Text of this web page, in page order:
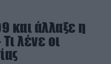
και άλλαξε η
λένε οι